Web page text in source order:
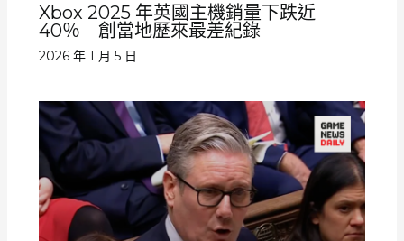
Xbox 2025 年英國主機銷量下跌近
40％ 創當地歷來最差紀錄
2026 年 1 月 5 日